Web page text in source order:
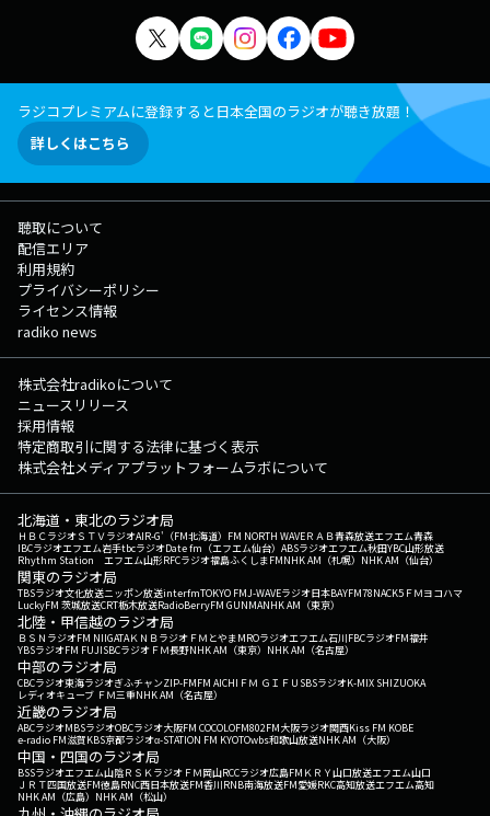
ラジコプレミアムに登録すると日本全国のラジオが聴き放題！
詳しくはこちら
聴取について
配信エリア
利用規約
プライバシーポリシー
ライセンス情報
radiko news
株式会社radikoについて
ニュースリリース
採用情報
特定商取引に関する法律に基づく表示
株式会社メディアプラットフォームラボについて
北海道・東北のラジオ局
ＨＢＣラジオＳＴＶラジオAIR-G'（FM北海道） FM NORTH WAVEＲＡＢ青森放送エフエム青森
IBCラジオエフエム岩手tbcラジオDate fm（エフエム仙台） ABSラジオエフエム秋田YBC山形放送
Rhythm Station エフエム山形RFCラジオ福島ふくしまFMNHK AM（札幌） NHK AM（仙台）
関東のラジオ局
TBSラジオ文化放送ニッポン放送interfmTOKYO FMJ-WAVEラジオ日本BAYFM78NACK5 ＦＭヨコハマ
LuckyFM 茨城放送CRT栃木放送RadioBerryFM GUNMANHK AM（東京）
北陸・甲信越のラジオ局
ＢＳＮラジオFM NIIGATAＫＮＢラジオ ＦＭとやまMROラジオエフエム石川FBCラジオFM福井
YBSラジオFM FUJISBCラジオ ＦＭ長野NHK AM（東京） NHK AM（名古屋）
中部のラジオ局
CBCラジオ東海ラジオぎふチャンZIP-FMFM AICHI ＦＭ ＧＩＦＵ SBSラジオK-MIX SHIZUOKA
レディオキューブ ＦＭ三重NHK AM（名古屋）
近畿のラジオ局
ABCラジオMBSラジオOBCラジオ大阪FM COCOLOFM802FM大阪ラジオ関西Kiss FM KOBE
e-radio FM滋賀KBS京都ラジオα-STATION FM KYOTOwbs和歌山放送NHK AM（大阪）
中国・四国のラジオ局
BSSラジオエフエム山陰ＲＳＫラジオ ＦＭ岡山RCCラジオ広島FM ＫＲＹ山口放送エフエム山口
ＪＲＴ四国放送FM徳島RNC西日本放送FM香川RNB南海放送FM愛媛RKC高知放送エフエム高知
NHK AM（広島） NHK AM（松山）